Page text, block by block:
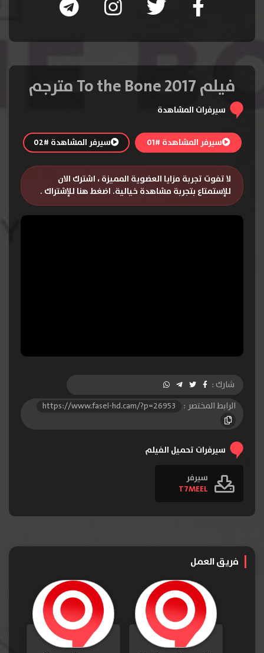
فيلم To the Bone 2017 مترجم
سيرفرات المشاهدة
سيرفر المشاهدة #01 سيرفر المشاهدة #02
لا تفوت تجربة مزايا العضوية المميزة ، اشترك الان
للإستمتاع بتجربة مشاهدة خيالية. اضغط هنا للإشتراك .
شارك :
الرابط المختصر :
https://www.fasel-hd.cam/?p=26953
سيرفرات تحميل الفيلم
سيرفر
T7MEEL
فريق العمل